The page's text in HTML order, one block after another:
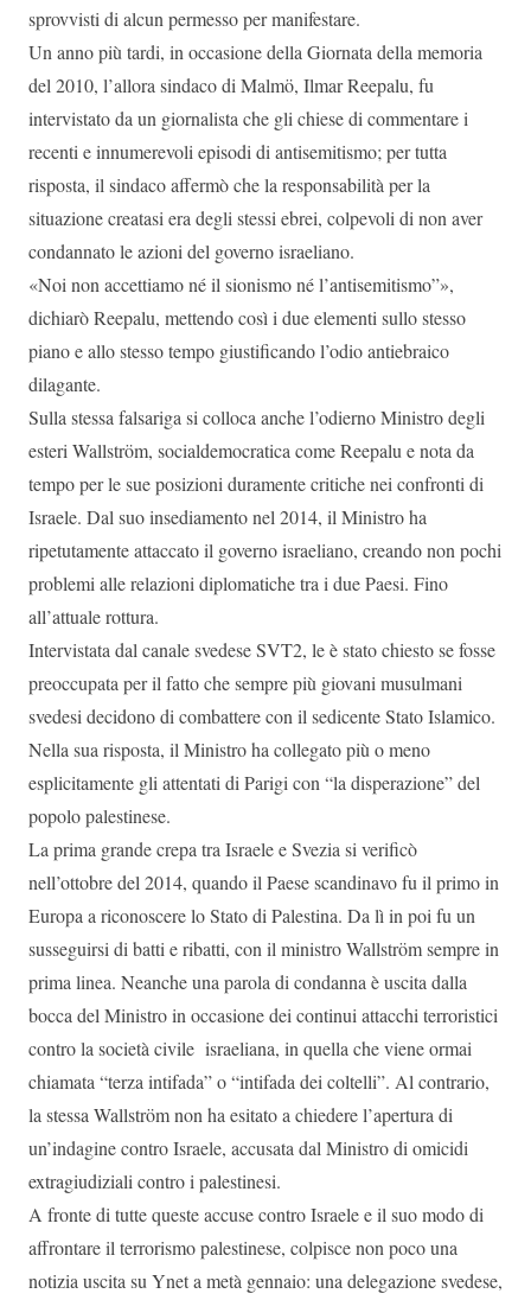
sprovvisti di alcun permesso per manifestare.
Un anno più tardi, in occasione della Giornata della memoria
del 2010, l’allora sindaco di Malmö, Ilmar Reepalu, fu
intervistato da un giornalista che gli chiese di commentare i
recenti e innumerevoli episodi di antisemitismo; per tutta
risposta, il sindaco affermò che la responsabilità per la
situazione creatasi era degli stessi ebrei, colpevoli di non aver
condannato le azioni del governo israeliano.
«Noi non accettiamo né il sionismo né l’antisemitismo”»,
dichiarò Reepalu, mettendo così i due elementi sullo stesso
piano e allo stesso tempo giustificando l’odio antiebraico
dilagante.
Sulla stessa falsariga si colloca anche l’odierno Ministro degli
esteri Wallström, socialdemocratica come Reepalu e nota da
tempo per le sue posizioni duramente critiche nei confronti di
Israele. Dal suo insediamento nel 2014, il Ministro ha
ripetutamente attaccato il governo israeliano, creando non pochi
problemi alle relazioni diplomatiche tra i due Paesi. Fino
all’attuale rottura.
Intervistata dal canale svedese SVT2, le è stato chiesto se fosse
preoccupata per il fatto che sempre più giovani musulmani
svedesi decidono di combattere con il sedicente Stato Islamico.
Nella sua risposta, il Ministro ha collegato più o meno
esplicitamente gli attentati di Parigi con “la disperazione” del
popolo palestinese.
La prima grande crepa tra Israele e Svezia si verificò
nell’ottobre del 2014, quando il Paese scandinavo fu il primo in
Europa a riconoscere lo Stato di Palestina. Da lì in poi fu un
susseguirsi di batti e ribatti, con il ministro Wallström sempre in
prima linea. Neanche una parola di condanna è uscita dalla
bocca del Ministro in occasione dei continui attacchi terroristici
contro la società civile israeliana, in quella che viene ormai
chiamata “terza intifada” o “intifada dei coltelli”. Al contrario,
la stessa Wallström non ha esitato a chiedere l’apertura di
un’indagine contro Israele, accusata dal Ministro di omicidi
extragiudiziali contro i palestinesi.
A fronte di tutte queste accuse contro Israele e il suo modo di
affrontare il terrorismo palestinese, colpisce non poco una
notizia uscita su Ynet a metà gennaio: una delegazione svedese,